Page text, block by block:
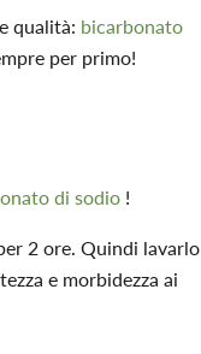
qualità: bicarbonato
per primo!
di sodio!
2 ore. Quindi lavarlo
e morbidezza ai